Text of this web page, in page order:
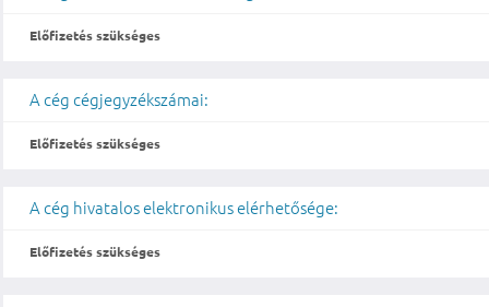
Előfizetés szükséges
A cég cégjegyzékszámai:
Előfizetés szükséges
A cég hivatalos elektronikus elérhetősége:
Előfizetés szükséges